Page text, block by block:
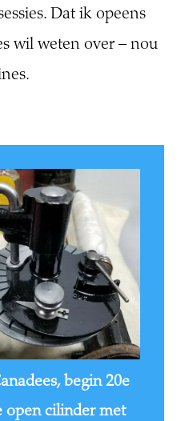
Dat ik opeens
wil weten over – nou
begin 20e
open cilinder met